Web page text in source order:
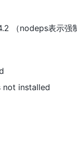
（nodeps表示强
not installed